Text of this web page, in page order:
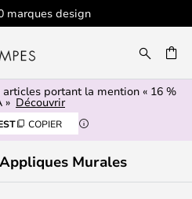
design
articles portant la mention « 16 %
» Découvrir
COPIER
Murales